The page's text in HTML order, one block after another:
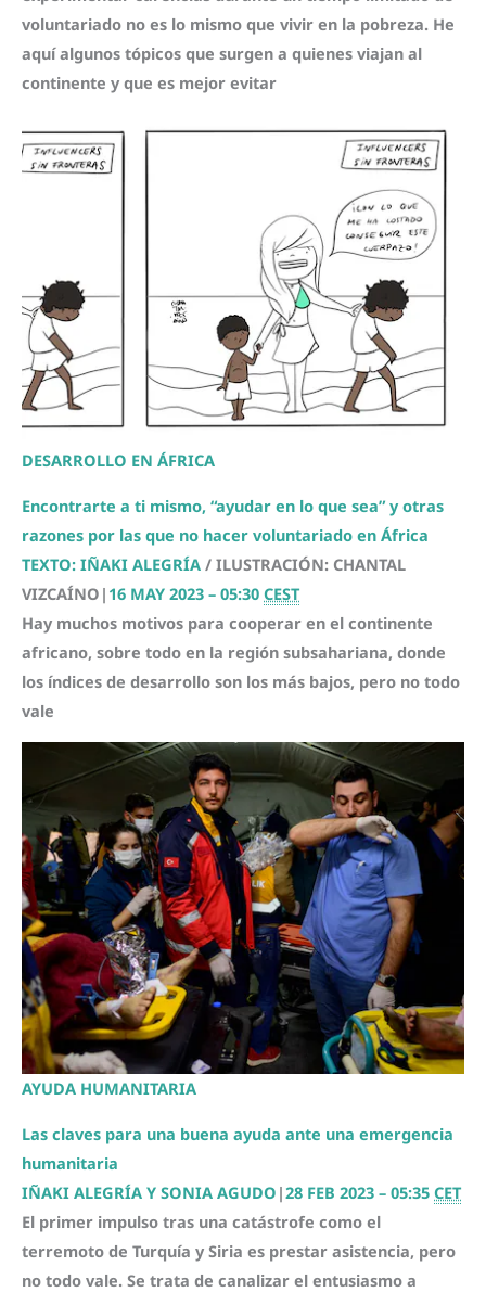
voluntariado no es lo mismo que vivir en la pobreza. He
aquí algunos tópicos que surgen a quienes viajan al
continente y que es mejor evitar
DESARROLLO EN ÁFRICA
Encontrarte a ti mismo, “ayudar en lo que sea” y otras
razones por las que no hacer voluntariado en África
TEXTO: IÑAKI ALEGRÍA / ILUSTRACIÓN: CHANTAL
VIZCAÍNO | 16 MAY 2023 – 05:30 CEST
Hay muchos motivos para cooperar en el continente
africano, sobre todo en la región subsahariana, donde
los índices de desarrollo son los más bajos, pero no todo
vale
AYUDA HUMANITARIA
Las claves para una buena ayuda ante una emergencia
humanitaria
IÑAKI ALEGRÍA Y SONIA AGUDO |28 FEB 2023 – 05:35 CET
El primer impulso tras una catástrofe como el
terremoto de Turquía y Siria es prestar asistencia, pero
no todo vale. Se trata de canalizar el entusiasmo a